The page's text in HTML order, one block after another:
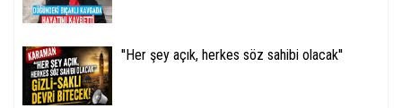
''Her şey açık, herkes söz sahibi olacak''